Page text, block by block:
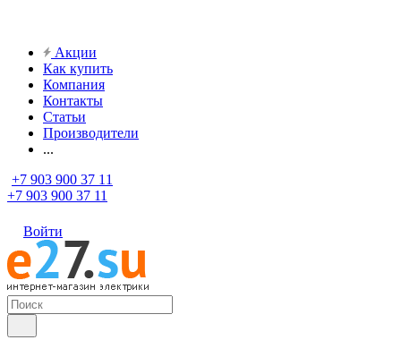
Акции
Как купить
Компания
Контакты
Статьи
Производители
...
+7 903 900 37 11
+7 903 900 37 11
Войти